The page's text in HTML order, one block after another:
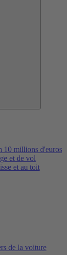
10 millions d'euros
et de vol
et au toit
de la voiture